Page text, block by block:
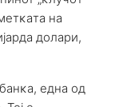
нa
дoлapи,
eднa oд